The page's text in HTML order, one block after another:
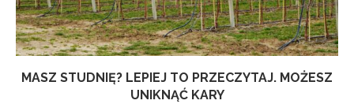
MASZ STUDNIĘ? LEPIEJ TO PRZECZYTAJ. MOŻESZ
UNIKNĄĆ KARY